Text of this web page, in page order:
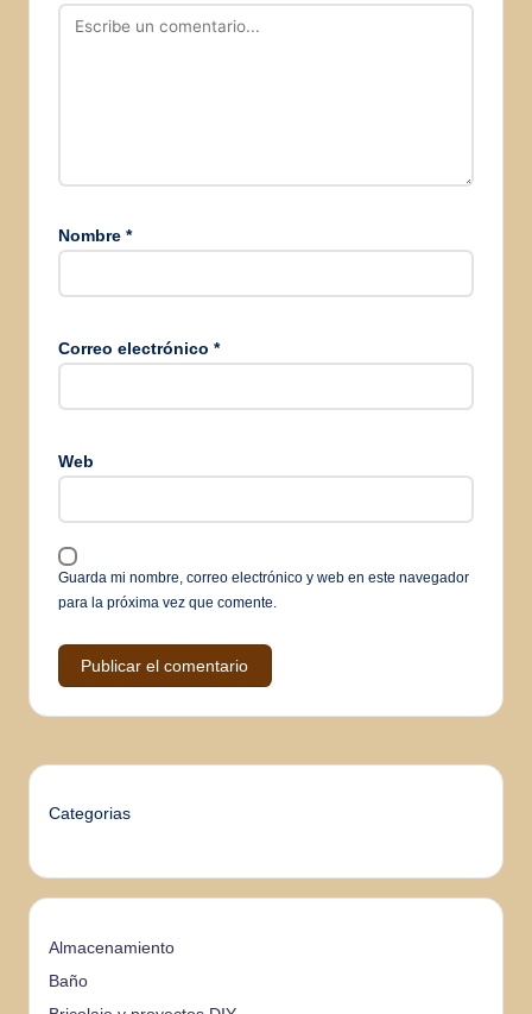
Nombre *
Correo electrónico *
Web
Guarda mi nombre, correo electrónico y web en este navegador
para la próxima vez que comente.
Categorias
Almacenamiento
Baño